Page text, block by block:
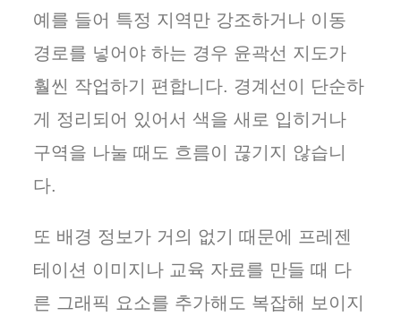
예를 들어 특정 지역만 강조하거나 이동
경로를 넣어야 하는 경우 윤곽선 지도가
훨씬 작업하기 편합니다. 경계선이 단순하
게 정리되어 있어서 색을 새로 입히거나
구역을 나눌 때도 흐름이 끊기지 않습니
다.
또 배경 정보가 거의 없기 때문에 프레젠
테이션 이미지나 교육 자료를 만들 때 다
른 그래픽 요소를 추가해도 복잡해 보이지